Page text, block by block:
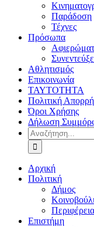
Παράδοση
Τέχνες
Πρόσωπα
Αθλητισμός
Επικοινωνία
ΤΑΥΤΟΤΗΤΑ
Πολιτική
Όροι Χρήσης
Δήλωση
Αναζήτηση
για:
Αρχική
Πολιτική
Δήμος
Περιφέρεια
Επιστήμη